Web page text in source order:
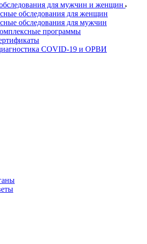
для мужчин и женщин
обследования для женщин
обследования для мужчин
программы
COVID-19 и ОРВИ